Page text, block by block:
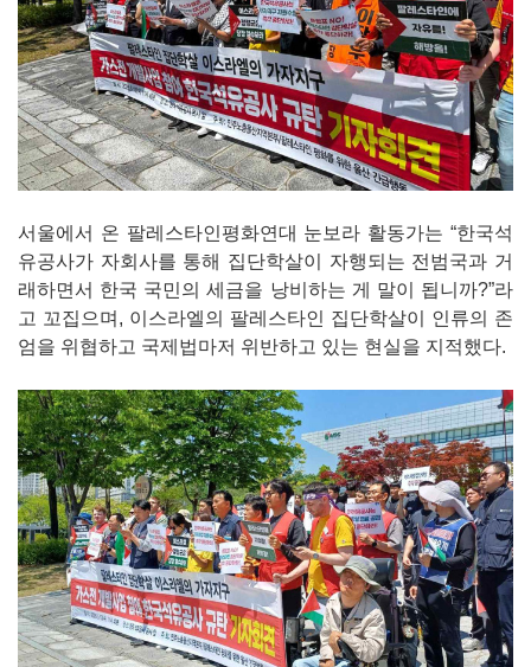
서울에서 온 팔레스타인평화연대 눈보라 활동가는 “한국석
유공사가 자회사를 통해 집단학살이 자행되는 전범국과 거
래하면서 한국 국민의 세금을 낭비하는 게 말이 됩니까?”라
고 꼬집으며, 이스라엘의 팔레스타인 집단학살이 인류의 존
엄을 위협하고 국제법마저 위반하고 있는 현실을 지적했다.